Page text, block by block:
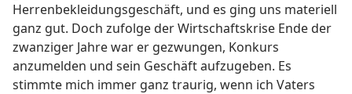
Herrenbekleidungsgeschäft, und es ging uns materiell
ganz gut. Doch zufolge der Wirtschaftskrise Ende der
zwanziger Jahre war er gezwungen, Konkurs
anzumelden und sein Geschäft aufzugeben. Es
stimmte mich immer ganz traurig, wenn ich Vaters